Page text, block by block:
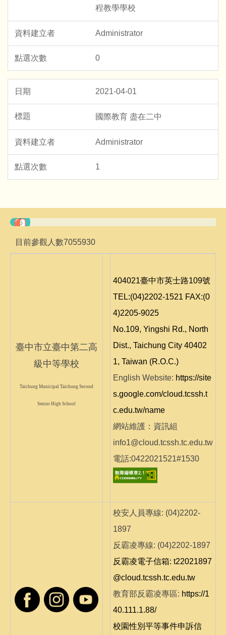
程教學學校
Administrator
0
2021-04-01
國際教育 盡在二中
Administrator
1
目前參觀人數7055930
臺中市立臺中第二高
級中等學校
Taichung Municipal Taichung Second
Senior High School
404021臺中市英士路109號
TEL:(04)2202-1521 FAX:(0
4)2205-9025
No.109, Yingshi Rd., North
Dist., Taichung City 40402
1, Taiwan (R.O.C.)
English Website: https://site
s.google.com/cloud.tcssh.t
c.edu.tw/name
網站維護：資訊組
info1@cloud.tcssh.tc.edu.tw
電話:0422021521#1530
校安人員專線: (04)2202-
1897
反霸凌專線: (04)2202-1897
反霸凌電子信箱: t22021897
@cloud.tcssh.tc.edu.tw
教育部反霸凌專區: https://1
40.111.1.88/
校園性別平等事件申訴信